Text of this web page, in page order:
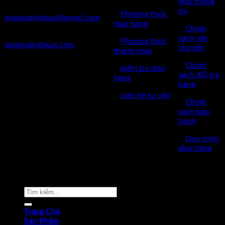
dungcukythuat@gmail.com
dungcukythuat.com
Phương thức
mua hàng
Phương thức
thanh toán
kiểm tra đơn
hàng
Liên hệ tư vấn
tin
Chính
sách vận
chuyển
Chính
sách đổi trả
hàng
Chính
sách bảo
hành
Quy trình
giao hàng
Tìm
Trang Chủ
Sản Phẩm